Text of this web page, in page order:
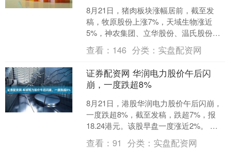
8月21日，猪肉板块涨幅居前，截至发
稿，牧原股份上涨7%，天域生物涨近
5%，神农集团、立华股份、温氏股份涨
超2%。 消息上，猪企龙头牧原股份昨日
发布半年报，公司....
查看： 146 分类： 实盘配资网
证券配资网 华润电力股价午后闪
崩，一度跌超8%
8月21日，港股华润电力股价午后闪崩，
一度跌超8%，截至发稿，跌超7%，报
18.24港元。该股早盘一度涨近2%。 今
日午间，华润电力公布2025年中期业
绩，20....
查看：91 分类： 实盘配资网